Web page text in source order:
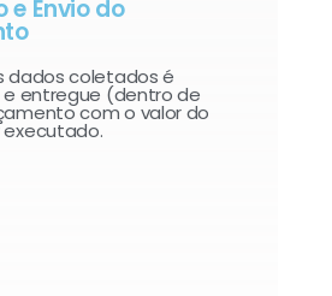
e Envio do
dados coletados é
entregue (dentro de
com o valor do
executado.